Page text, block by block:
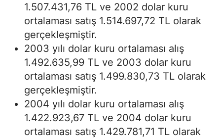
1.507.431,76 TL ve 2002 dolar kuru
ortalaması satış 1.514.697,72 TL olarak
gerçekleşmiştir.
2003 yılı dolar kuru ortalaması alış
1.492.635,99 TL ve 2003 dolar kuru
ortalaması satış 1.499.830,73 TL olarak
gerçekleşmiştir.
2004 yılı dolar kuru ortalaması alış
1.422.923,67 TL ve 2004 dolar kuru
ortalaması satış 1.429.781,71 TL olarak